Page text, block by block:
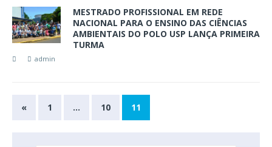
MESTRADO PROFISSIONAL EM REDE
NACIONAL PARA O ENSINO DAS CIÊNCIAS
AMBIENTAIS DO POLO USP LANÇA PRIMEIRA
TURMA
admin
« 1 … 10 11